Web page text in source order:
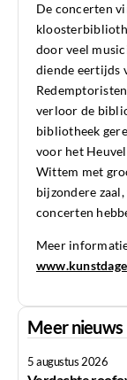
De concerten
door veel
diende eertijds
verloor de
bibliotheek
voor het
Wittem met
bijzondere
concerten
Meer
Meer nieuws
5 augustus 2026